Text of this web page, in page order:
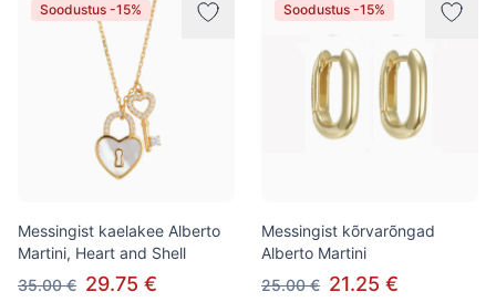
Soodustus -15%
Messingist kaelakee Alberto
Martini, Heart and Shell
35.00 € 29.75 €
Soodustus -15%
Messingist kõrvarõngad
Alberto Martini
25.00 € 21.25 €